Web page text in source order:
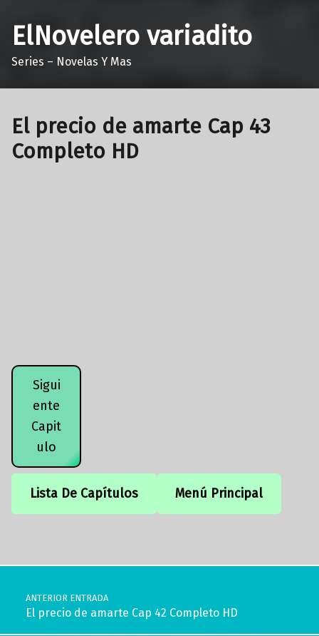
ElNovelero variadito
Series – Novelas Y Mas
El precio de amarte Cap 43
Completo HD
Sigui
ente
Capit
ulo
Lista De Capítulos Menú Principal
Navegación de entradas
ANTERIOR ENTRADA
El precio de amarte Cap 42 Completo HD